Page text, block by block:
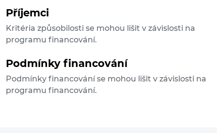
Příjemci
Kritéria způsobilosti se mohou lišit v závislosti na
programu financování.
Podmínky financování
Podmínky financování se mohou lišit v závislosti na
programu financování.